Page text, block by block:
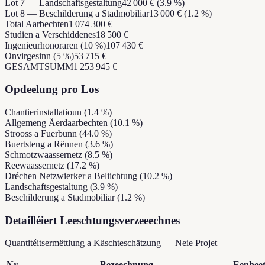
Lot 7 — Landschaftsgestaltung42 000 € (3.9 %)
Lot 8 — Beschilderung a Stadmobiliar13 000 € (1.2 %)
Total Aarbechten1 074 300 €
Studien a Verschiddenes18 500 €
Ingenieurhonoraren (10 %)107 430 €
Onvirgesinn (5 %)53 715 €
GESAMTSUMM1 253 945 €
Opdeelung pro Los
Chantierinstallatioun (1.4 %)
Allgemeng Äerdaarbechten (10.1 %)
Strooss a Fuerbunn (44.0 %)
Buertsteng a Rënnen (3.6 %)
Schmotzwaassernetz (8.5 %)
Reewaassernetz (17.2 %)
Dréchen Netzwierker a Beliichtung (10.2 %)
Landschaftsgestaltung (3.9 %)
Beschilderung a Stadmobiliar(1.2 %)
Detailléiert Leeschtungsverzeeechnes
Quantitéitsermëttlung a Käschteschätzung — Neie Projet